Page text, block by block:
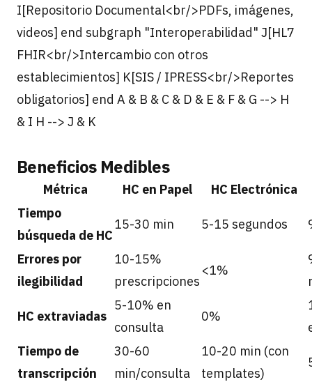
I[Repositorio Documental<br/>PDFs, imágenes,
videos] end subgraph "Interoperabilidad" J[HL7
FHIR<br/>Intercambio con otros
establecimientos] K[SIS / IPRESS<br/>Reportes
obligatorios] end A & B & C & D & E & F & G --> H
& I H --> J & K
Beneficios Medibles
Métrica HC en Papel
HC Electrónica
Tiempo
búsqueda de HC
15-30 min 5-15 segundos
Errores por
ilegibilidad
10-15%
prescripciones
<1%
HC extraviadas
5-10% en
consulta
0%
Tiempo de
transcripción
30-60
min/consulta
10-20 min (con
templates)